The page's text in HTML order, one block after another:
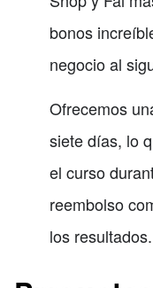
bonos
negocio al
Ofrecemos
siete días, lo
el curso
reembolso
los resultados.